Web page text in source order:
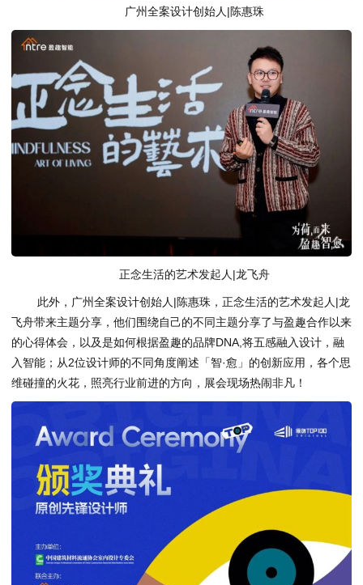
广州全案设计创始人|陈惠珠
正念生活的艺术发起人|龙飞舟
此外，广州全案设计创始人|陈惠珠，正念生活的艺术发起人|龙
飞舟带来主题分享，他们围绕自己的不同主题分享了与盈趣合作以来
的心得体会，以及是如何根据盈趣的品牌DNA,将五感融入设计，融
入智能；从2位设计师的不同角度阐述「智·愈」的创新应用，各个思
维碰撞的火花，照亮行业前进的方向，展会现场热闹非凡！